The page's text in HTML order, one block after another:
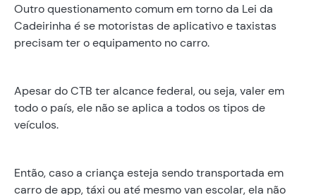
Outro questionamento comum em torno da Lei da
Cadeirinha é se motoristas de aplicativo e taxistas
precisam ter o equipamento no carro.
Apesar do CTB ter alcance federal, ou seja, valer em
todo o país, ele não se aplica a todos os tipos de
veículos.
Então, caso a criança esteja sendo transportada em
carro de app, táxi ou até mesmo van escolar, ela não